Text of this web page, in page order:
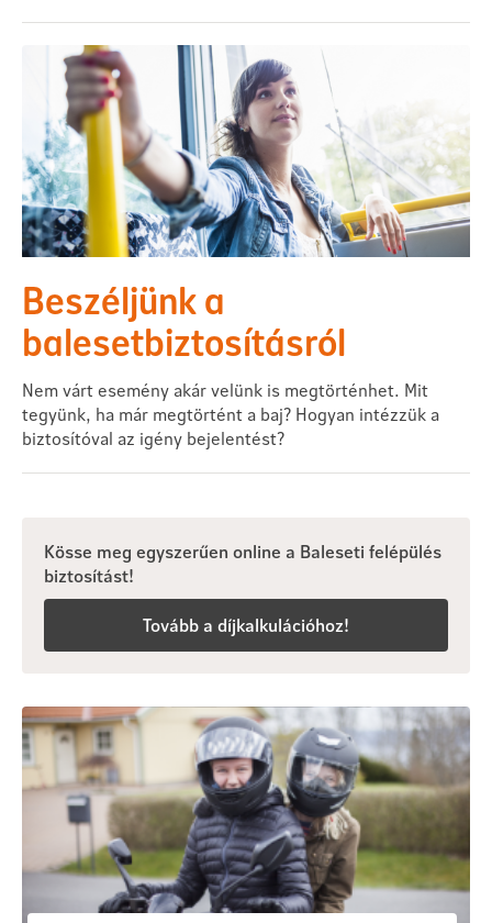
Beszéljünk a
balesetbiztosításról
Nem várt esemény akár velünk is megtörténhet. Mit
tegyünk, ha már megtörtént a baj? Hogyan intézzük a
biztosítóval az igény bejelentést?
Kösse meg egyszerűen online a Baleseti felépülés
biztosítást!
Tovább a díjkalkulációhoz!